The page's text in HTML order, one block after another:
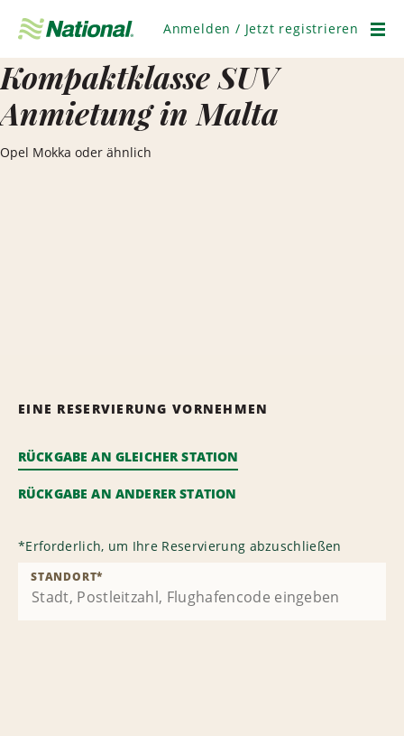
überspringen
Anmelden / Jetzt registrieren
Kompaktklasse SUV
Anmietung in Malta
Opel Mokka oder ähnlich
EINE RESERVIERUNG VORNEHMEN
RÜCKGABE AN GLEICHER STATION
RÜCKGABE AN ANDERER STATION
*Erforderlich, um Ihre Reservierung abzuschließen
STANDORT*